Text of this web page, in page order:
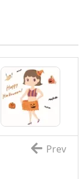
Prev